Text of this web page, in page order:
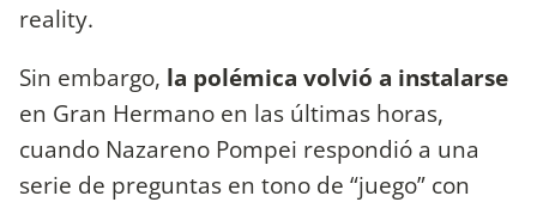
reality.
Sin embargo, la polémica volvió a instalarse
en Gran Hermano en las últimas horas,
cuando Nazareno Pompei respondió a una
serie de preguntas en tono de “juego” con